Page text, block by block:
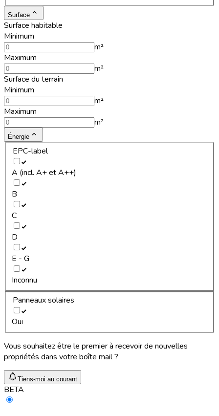
Surface
Surface habitable
Minimum
m²
Maximum
m²
Surface du terrain
Minimum
m²
Maximum
m²
Énergie
EPC-label
A (incl. A+ et A++)
B
C
D
E - G
Inconnu
Panneaux solaires
Oui
Vous souhaitez être le premier à recevoir de nouvelles
propriétés dans votre boîte mail ?
Tiens-moi au courant
BETA